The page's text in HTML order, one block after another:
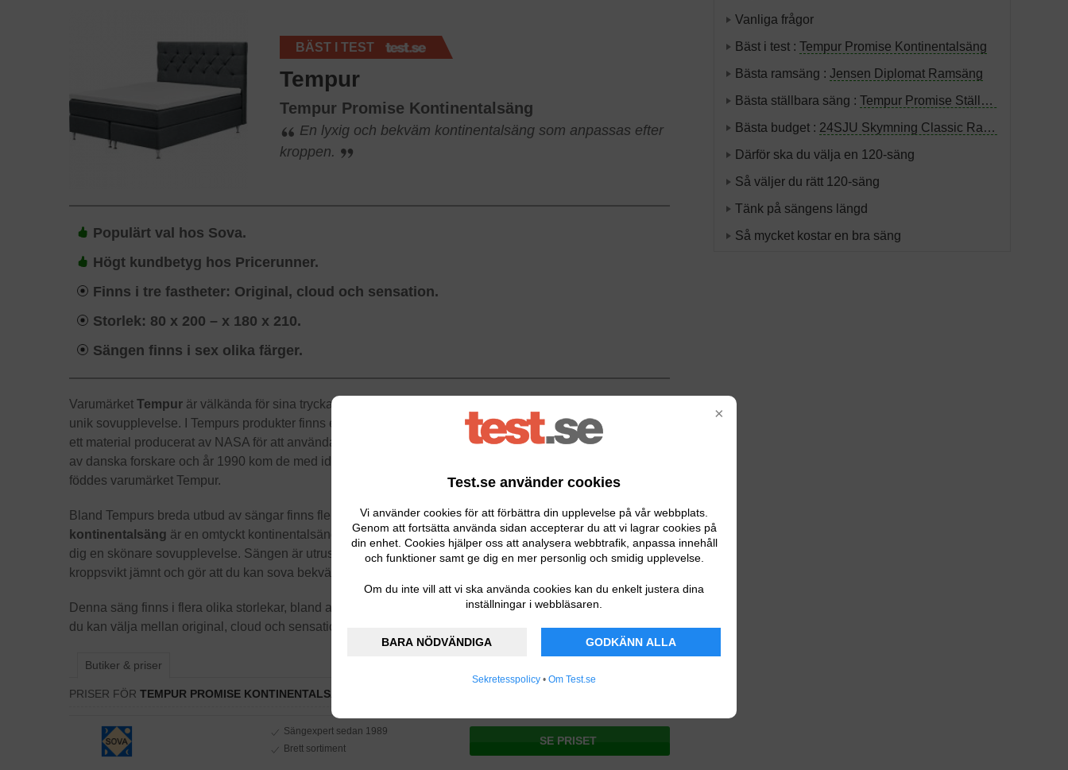
×
Test.se använder cookies
Vi använder cookies för att förbättra din upplevelse på vår webbplats.
Genom att fortsätta använda sidan accepterar du att vi lagrar cookies på
din enhet. Cookies hjälper oss att analysera webbtrafik, anpassa innehåll
och funktioner samt ge dig en mer personlig och smidig upplevelse.
Om du inte vill att vi ska använda cookies kan du enkelt justera dina
inställningar i webbläsaren.
BARA NÖDVÄNDIGA GODKÄNN ALLA
Sekretesspolicy • Om Test.se
BÄST I TEST
Tempur
Tempur Promise Kontinentalsäng
En lyxig och bekväm kontinentalsäng som anpassas efter
kroppen.
Populärt val hos Sova.
Högt kundbetyg hos Pricerunner.
Finns i tre fastheter: Original, cloud och sensation.
Storlek: 80 x 200 – x 180 x 210.
Sängen finns i sex olika färger.
Varumärket Tempur är välkända för sina tryckavlastande madrasser, kuddar och sängar som bidrar till en
unik sovupplevelse. I Tempurs produkter finns ett särskilt framtaget material som från början är inspirerat av
ett material producerat av NASA för att använda i säten för rymdfärder. NASA:s material förfinades sedan
av danska forskare och år 1990 kom de med idén att materialet skulle vara perfekt att sova på. Därmed
föddes varumärket Tempur.
Bland Tempurs breda utbud av sängar finns flera sköna kontinentalsängar. ModellenTempur Promise
kontinentalsäng är en omtyckt kontinentalsäng. Den här sängen anpassar sig efter just din kropp och ger
dig en skönare sovupplevelse. Sängen är utrustad med en så kallad öppen cellstruktur som fördelar din
kroppsvikt jämnt och gör att du kan sova bekvämt med den bästa möjliga avlastningen.
Denna säng finns i flera olika storlekar, bland annat 120 x 200 centimeter. Den finns i tre olika fastheter och
du kan välja mellan original, cloud och sensation. Det finns dessutom sex färger att välja mellan.
Butiker & priser
PRISER FÖR TEMPUR PROMISE KONTINENTALSÄNG
Sängexpert sedan 1989
Brett sortiment
SE PRISET
Vanliga frågor
Bäst i test :Tempur Promise Kontinentalsäng
Bästa ramsäng :Jensen Diplomat Ramsäng
Bästa ställbara säng :Tempur Promise Ställbar Säng
Bästa budget : 24SJU Skymning Classic Ramsäng
Därför ska du välja en 120-säng
Så väljer du rätt 120-säng
Tänk på sängens längd
Så mycket kostar en bra säng